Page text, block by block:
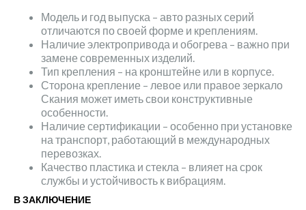
Модель и год выпуска – авто разных серий
отличаются по своей форме и креплениям.
Наличие электропривода и обогрева – важно при
замене современных изделий.
Тип крепления – на кронштейне или в корпусе.
Сторона крепление – левое или правое зеркало
Скания может иметь свои конструктивные
особенности.
Наличие сертификации – особенно при установке
на транспорт, работающий в международных
перевозках.
Качество пластика и стекла – влияет на срок
службы и устойчивость к вибрациям.
В ЗАКЛЮЧЕНИЕ